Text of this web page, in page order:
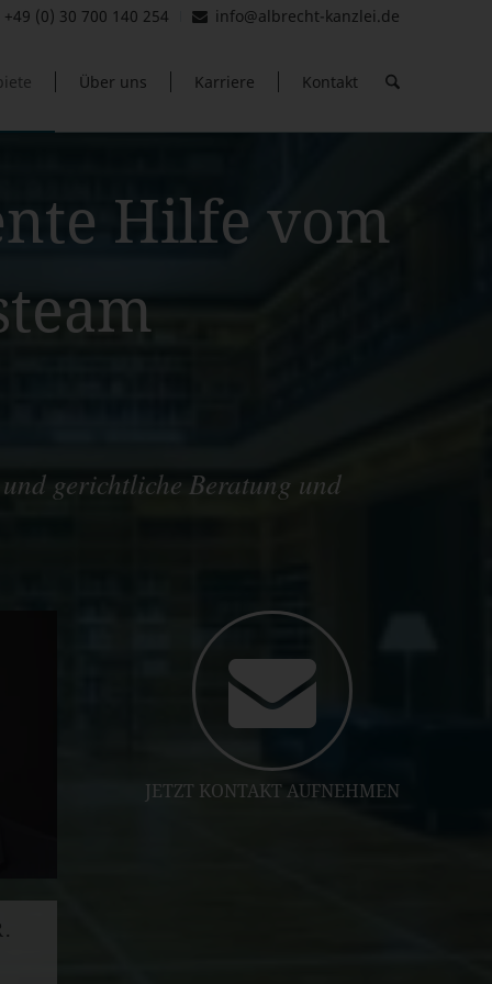
+49 (0) 30 700 140 254 info@albrecht-kanzlei.de
Über uns Karriere Kontakt
Hilfe vom
gerichtliche Beratung und
JETZT KONTAKT AUFNEHMEN